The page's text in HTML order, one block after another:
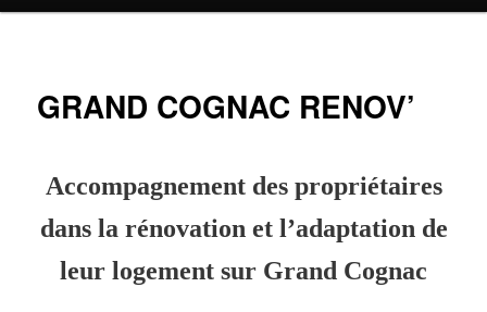
GRAND COGNAC RENOV’
Accompagnement des propriétaires
dans la rénovation et l’adaptation de
leur logement sur Grand Cognac